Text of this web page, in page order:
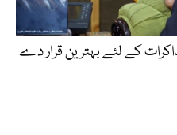
کے لئے بہترین قرار دے